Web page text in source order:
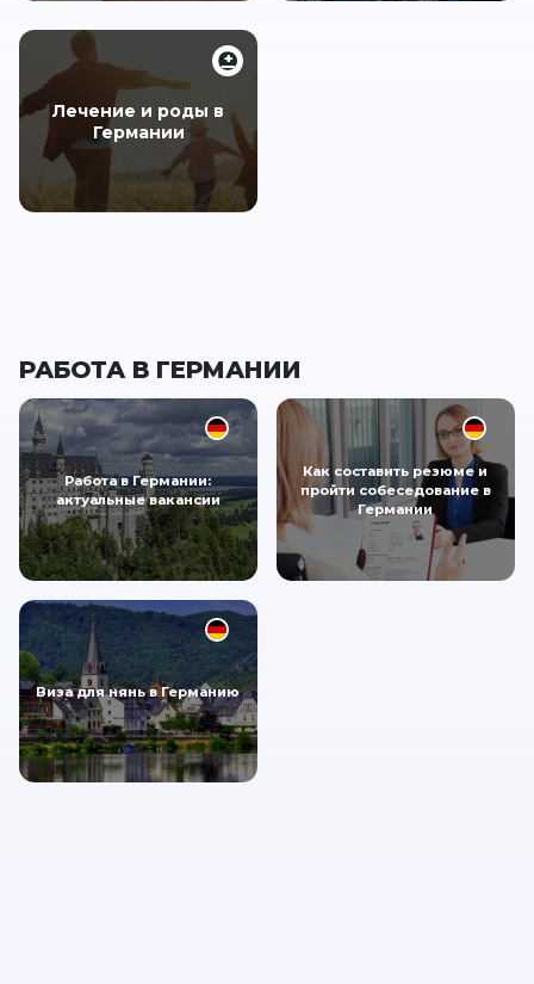
Лечение и роды в
Германии
РАБОТА В ГЕРМАНИИ
Работа в Германии:
актуальные вакансии
Как составить резюме и
пройти собеседование в
Германии
Виза для нянь в Германию